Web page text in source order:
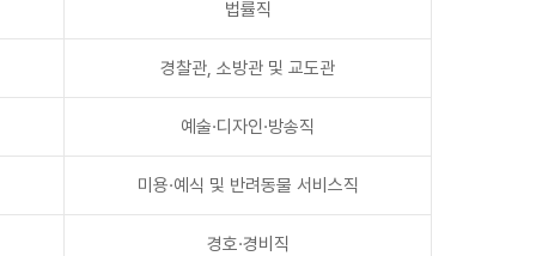
법률직
경찰관, 소방관 및 교도관
예술·디자인·방송직
미용·예식 및 반려동물 서비스직
경호·경비직